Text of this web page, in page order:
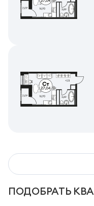
ПОДОБРАТЬ